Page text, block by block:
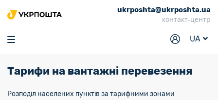
ukrposhta@ukrposhta.ua
контакт-центр
UA
Головна
Маркет
Трекінг
Послуги
Тарифи на вантажні перевезення
Розподіл населених пунктів за тарифними зонами